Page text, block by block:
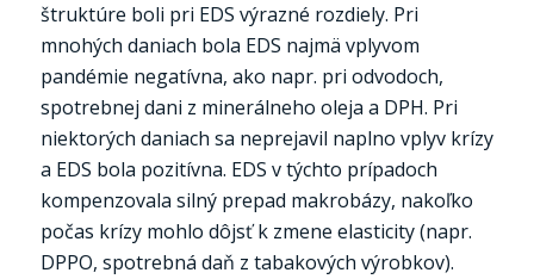
štruktúre boli pri EDS výrazné rozdiely. Pri
mnohých daniach bola EDS najmä vplyvom
pandémie negatívna, ako napr. pri odvodoch,
spotrebnej dani z minerálneho oleja a DPH. Pri
niektorých daniach sa neprejavil naplno vplyv krízy
a EDS bola pozitívna. EDS v týchto prípadoch
kompenzovala silný prepad makrobázy, nakoľko
počas krízy mohlo dôjsť k zmene elasticity (napr.
DPPO, spotrebná daň z tabakových výrobkov).